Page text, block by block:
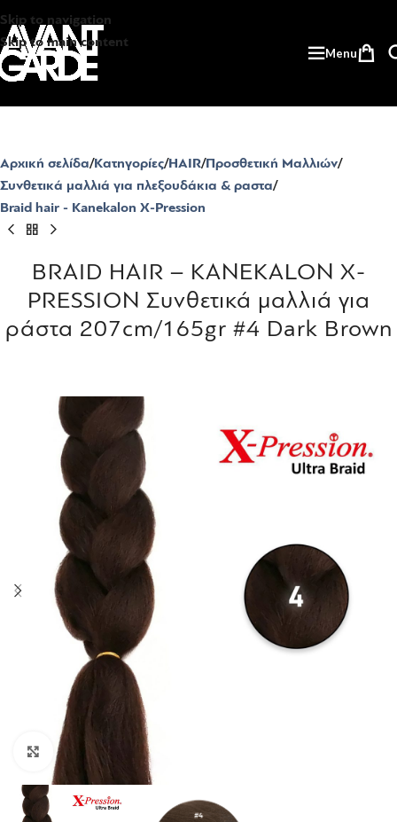
Skip to navigation
Skip to main content
Menu
Αρχική σελίδα Κατηγορίες HAIR Προσθετική Μαλλιών
Συνθετικά μαλλιά για πλεξουδάκια & ραστα
Braid hair - Kanekalon X-Pression
BRAID HAIR – KANEKALON X-
PRESSION Συνθετικά μαλλιά για
ράστα 207cm/165gr #4 Dark Brown
Click to enlarge